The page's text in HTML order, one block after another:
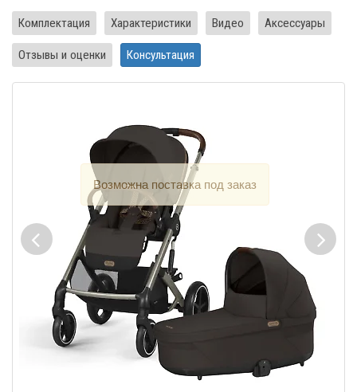
Комплектация Характеристики Видео Аксессуары
Отзывы и оценки Консультация